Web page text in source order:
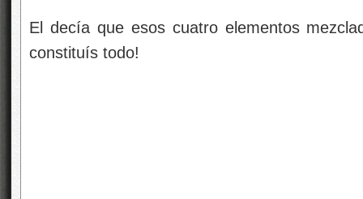
El decía que esos cuatro elementos
constituís todo!